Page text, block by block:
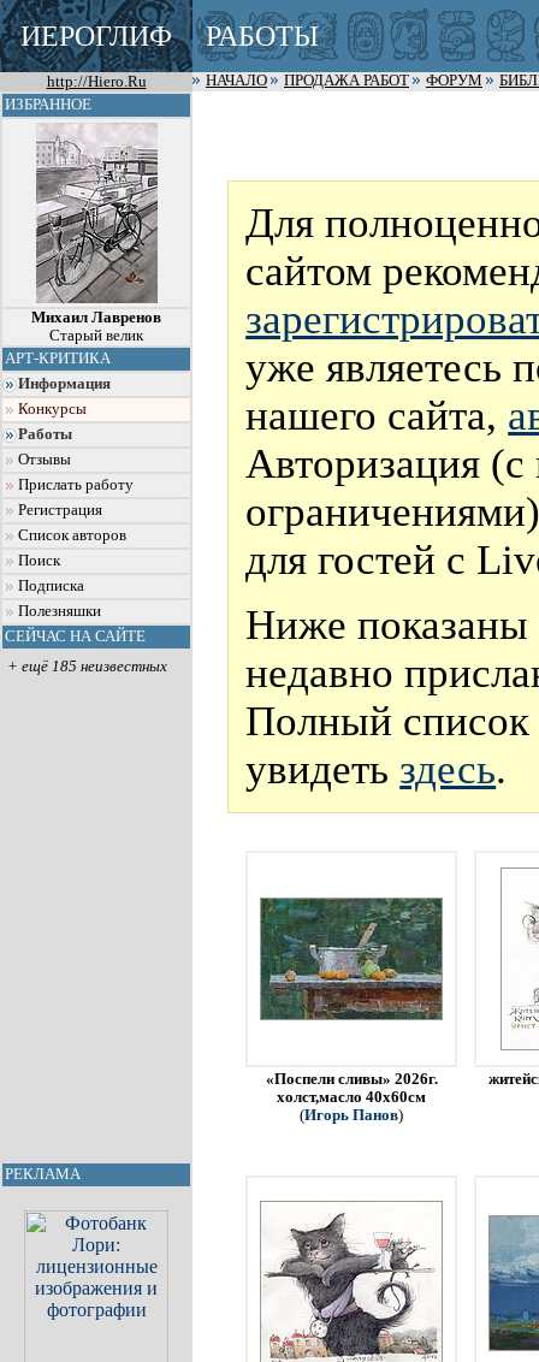
ИЕРОГЛИФ РАБОТЫ
http://Hiero.Ru НАЧАЛО ПРОДАЖА РАБОТ ФОРУМ
ИЗБРАННОЕ
Михаил Лавренов
Старый велик
АРТ-КРИТИКА
Информация
Конкурсы
Работы
Отзывы
Прислать работу
Регистрация
Список авторов
Поиск
Подписка
Полезняшки
СЕЙЧАС НА САЙТЕ
+ ещё 185 неизвестных
РЕКЛАМА
Для
сайтом
уже являетесь
нашего сайта,
Авторизация
для гостей с
Ниже показаны
недавно
Полный
увидеть здесь.
«Поспели сливы» 2026г.
холст,масло 40х60см
(Игорь Панов)